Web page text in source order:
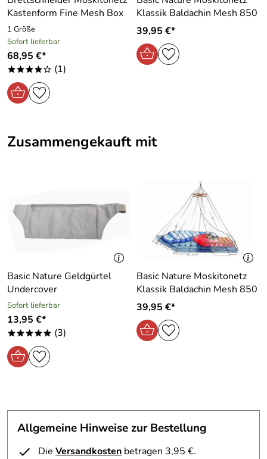
Kastenform Fine Mesh Box
1 Größe
Sofort lieferbar
68,95 €*
****o (1)
Klassik Baldachin Mesh 850
39,95 €*
Zusammengekauft mit
Basic Nature Geldgürtel
Undercover
Sofort lieferbar
13,95 €*
***** (3)
Basic Nature Moskitonetz
Klassik Baldachin Mesh 850
39,95 €*
Allgemeine Hinweise zur Bestellung
Die Versandkosten betragen 3,95 €.